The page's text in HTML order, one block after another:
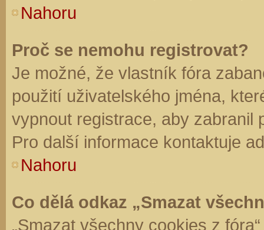
Nahoru
Proč se nemohu registrovat?
Je možné, že vlastník fóra
použití uživatelského jména,
vypnout registrace, aby zabranil
Pro další informace kontaktuje
Nahoru
Co dělá odkaz „Smazat
„Smazat všechny cookies z